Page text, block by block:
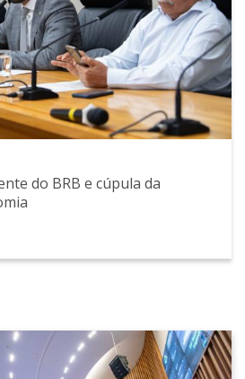
do BRB e cúpula da